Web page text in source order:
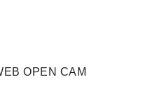
リー
OPEN CAM